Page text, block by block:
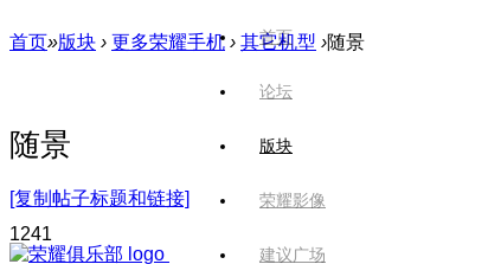
首页
论坛
版块
荣耀影像
建议广场
首页»版块 › 更多荣耀手机 › 其它机型 ›随景
随景
[复制帖子标题和链接]
1241